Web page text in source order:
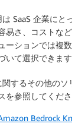
SaaS 企業にと
易さ、コストな
ーションでは複
て選択できます
するその他のソ
を参照してくださ
Bedrock